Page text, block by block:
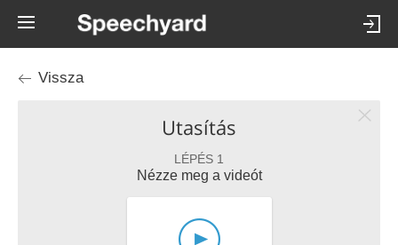
Vissza
Utasítás
LÉPÉS 1
Nézze meg a videót